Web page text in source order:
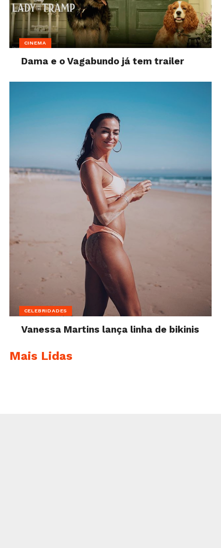
CINEMA
Dama e o Vagabundo já tem trailer
CELEBRIDADES
Vanessa Martins lança linha de bikinis
Mais Lidas